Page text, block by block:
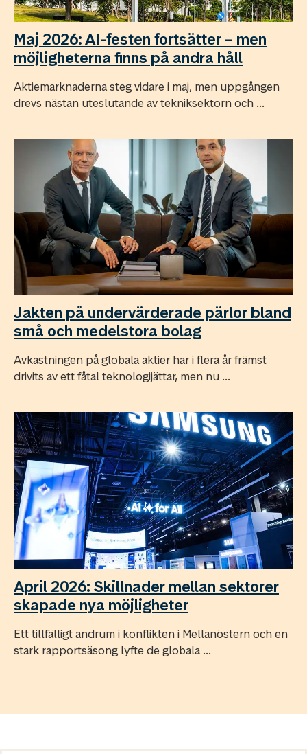
Maj 2026: AI-festen fortsätter – men
möjligheterna finns på andra håll
Aktiemarknaderna steg vidare i maj, men uppgången
drevs nästan uteslutande av tekniksektorn och ...
Jakten på undervärderade pärlor bland
små och medelstora bolag
Avkastningen på globala aktier har i flera år främst
drivits av ett fåtal teknologijättar, men nu ...
April 2026: Skillnader mellan sektorer
skapade nya möjligheter
Ett tillfälligt andrum i konflikten i Mellanöstern och en
stark rapportsäsong lyfte de globala ...